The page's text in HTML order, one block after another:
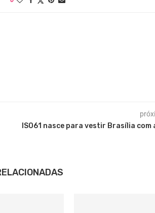
ISO61 nasce para vestir Brasília com